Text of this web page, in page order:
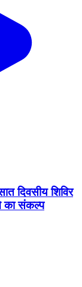
दिवसीय शिविर
का संकल्प